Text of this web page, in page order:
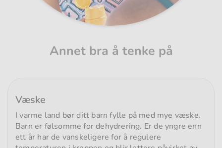
Annet bra å tenke på
Væske
I varme land bør ditt barn fylle på med mye væske.
Barn er følsomme for dehydrering. Er de yngre enn
ett år har de vanskeligere for å regulere